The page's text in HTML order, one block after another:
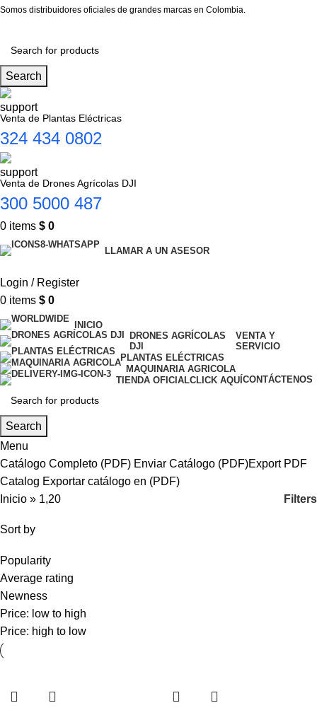
Somos distribuidores oficiales de grandes marcas en Colombia.
Search
Venta de Plantas Eléctricas
324 434 0802
Venta de Drones Agrícolas DJI
300 5000 487
0 items $ 0
LLAMAR A UN ASESOR
Login / Register
0 items $ 0
INICIO
DRONES AGRÍCOLAS
DJI
VENTA Y
SERVICIO
PLANTAS ELÉCTRICAS
MAQUINARIA AGRICOLA
TIENDA OFICIALCLICK AQUÍCONTÁCTENOS
Search
Menu
Catálogo Completo (PDF) Enviar Catálogo (PDF)Export PDF
Catalog Exportar catálogo en (PDF)
Inicio » 1,20 Filters
Sort by
Popularity
Average rating
Newness
Price: low to high
Price: high to low